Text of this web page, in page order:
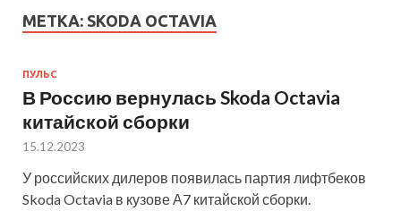
МЕТКА: SKODA OCTAVIA
ПУЛЬС
В Россию вернулась Skoda Octavia
китайской сборки
15.12.2023
У российских дилеров появилась партия лифтбеков
Skoda Octavia в кузове А7 китайской сборки.